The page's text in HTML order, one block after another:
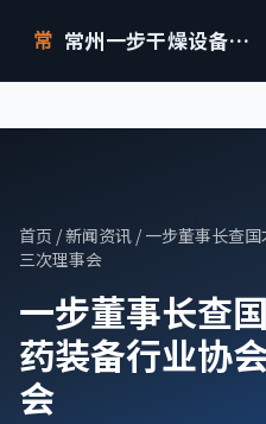
常 常州一步干燥设备有限公司
首页 /新闻资讯 / 一步董事长查
三次理事会
一步董事长查
药装备行业协
会